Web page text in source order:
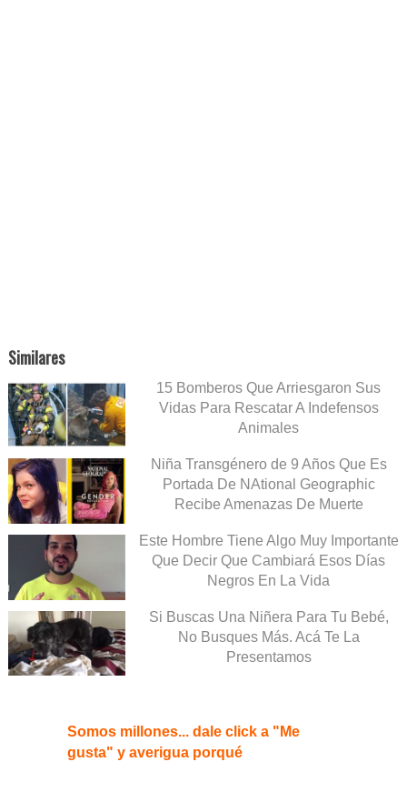
Similares
15 Bomberos Que Arriesgaron Sus
Vidas Para Rescatar A Indefensos
Animales
Niña Transgénero de 9 Años Que Es
Portada De NAtional Geographic
Recibe Amenazas De Muerte
Este Hombre Tiene Algo Muy Importante
Que Decir Que Cambiará Esos Días
Negros En La Vida
Si Buscas Una Niñera Para Tu Bebé,
No Busques Más. Acá Te La
Presentamos
Somos millones... dale click a "Me
gusta" y averigua porqué